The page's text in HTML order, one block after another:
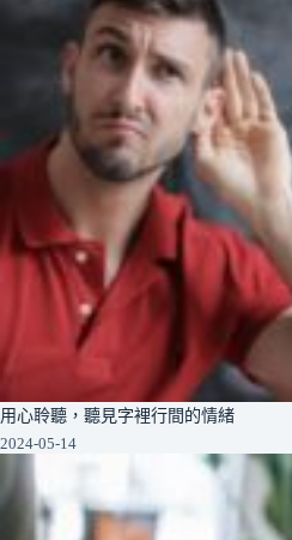
用心聆聽，聽見字裡行間的情緒
2024-05-14